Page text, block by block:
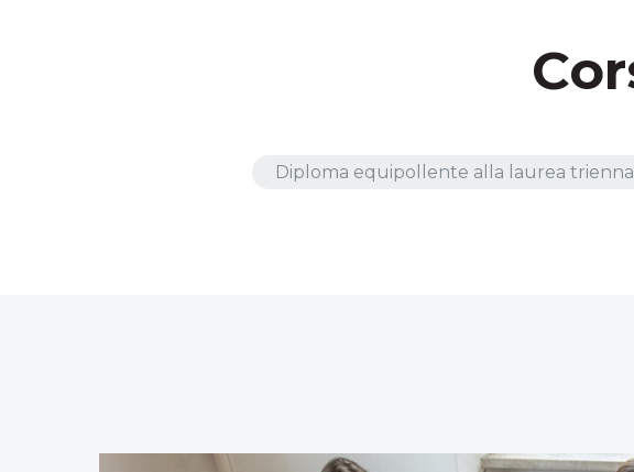
Diploma equipollente alla laurea